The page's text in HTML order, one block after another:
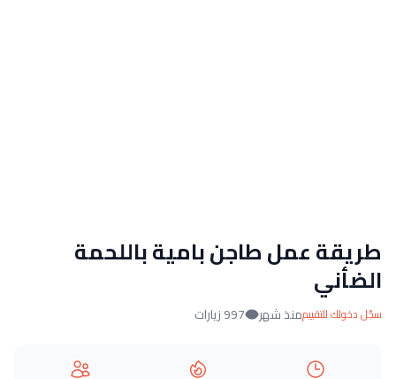
طريقة عمل طاجن بامية باللحمة
الضأني
سجّل دخولك للتقييممنذ شهر 997 زيارات